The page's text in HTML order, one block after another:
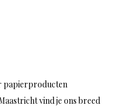
papierproducten
vind je ons breed